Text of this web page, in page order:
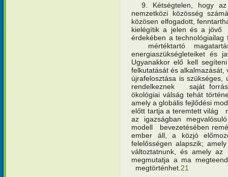
9. Kétségtelen, hogy az
nemzetközi közösség
közösen elfogadott,
kielégítik a jelen és a jövő
érdekében a technológiailag
mértéktartó
energiaszükségleteiket és
Ugyanakkor elő kell
felkutatását és
újrafelosztása is
rendelkeznek saját
ökológiai válság tehát
amely a globális fejlődési
előtt tartja a teremtett világ
az igazságban
modell bevezetésében
ember áll, a közjó
felelősségen alapszik;
változtatnunk, és amely
megmutatja a ma
megtörténhet. 21